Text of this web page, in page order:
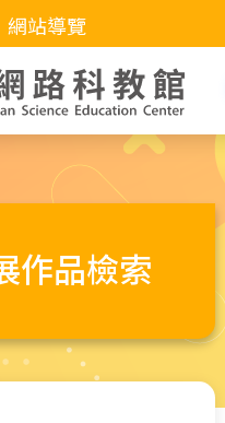
網站導覽
作品檢索